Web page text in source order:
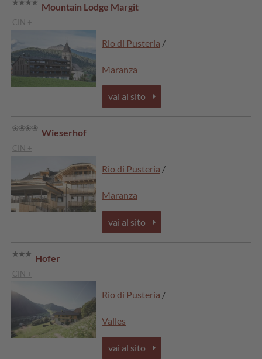
Mountain Lodge Margit
CIN +
Rio di Pusteria /
Maranza
vai al sito
Wieserhof
CIN +
Rio di Pusteria /
Maranza
vai al sito
Hofer
CIN +
Rio di Pusteria /
Valles
vai al sito